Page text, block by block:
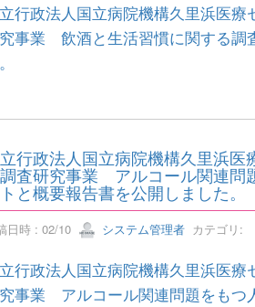
行政法人国立病院機構久里浜医
事業 飲酒と生活習慣に関する調
行政法人国立病院機構久里浜
査研究事業 アルコール関連問
と概要報告書を公開しました。
日時 : 02/10 システム管理者カテゴリ:
行政法人国立病院機構久里浜医
事業 アルコール関連問題をもつ